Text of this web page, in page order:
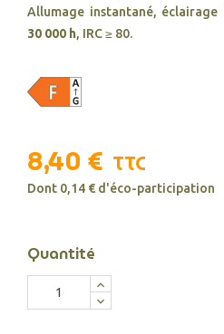
Allumage instantané, éclairage
30 000 h, IRC ≥ 80.
8,40 € TTC
Dont 0,14 € d'éco-participation
Quantité